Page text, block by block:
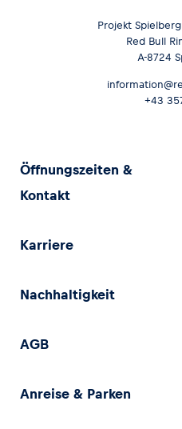
Projekt
Red Bull
A-8724
+43
Öffnungszeiten &
Kontakt
Karriere
Nachhaltigkeit
AGB
Anreise & Parken